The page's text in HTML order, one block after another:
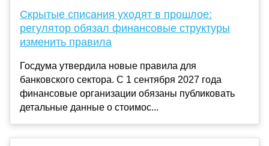
Скрытые списания уходят в прошлое:
регулятор обязал финансовые структуры
изменить правила
Госдума утвердила новые правила для
банковского сектора. С 1 сентября 2027 года
финансовые организации обязаны публиковать
детальные данные о стоимос...